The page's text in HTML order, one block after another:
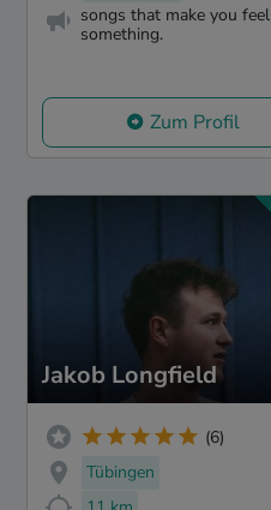
songs that make you feel
something.
Zum Profil
Jakob Longfield
(6)
Tübingen